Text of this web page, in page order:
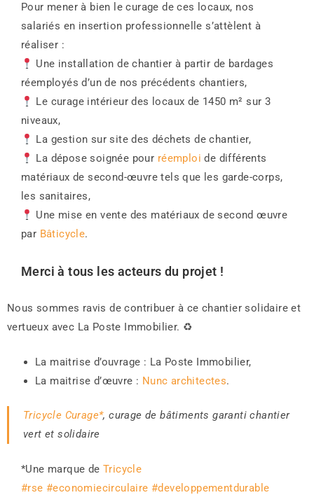
Pour mener à bien le curage de ces locaux, nos
salariés en insertion professionnelle s’attèlent à
réaliser :
Une installation de chantier à partir de bardages
réemployés d’un de nos précédents chantiers,
Le curage intérieur des locaux de 1450 m² sur 3
niveaux,
La gestion sur site des déchets de chantier,
La dépose soignée pour réemploi de différents
matériaux de second-œuvre tels que les garde-corps,
les sanitaires,
Une mise en vente des matériaux de second œuvre
par Bâticycle.
Merci à tous les acteurs du projet !
Nous sommes ravis de contribuer à ce chantier solidaire et
vertueux avec La Poste Immobilier. ♻
La maitrise d’ouvrage : La Poste Immobilier,
La maitrise d’œuvre : Nunc architectes.
Tricycle Curage*, curage de bâtiments garanti chantier
vert et solidaire
*Une marque deTricycle
#rse #economiecirculaire #developpementdurable